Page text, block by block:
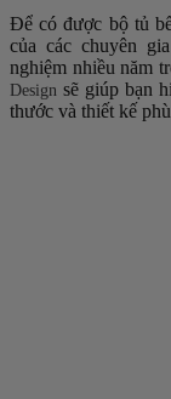
Để có được bộ tủ
của các chuyên
nghiệm nhiều năm
Design sẽ giúp bạn
thước và thiết kế